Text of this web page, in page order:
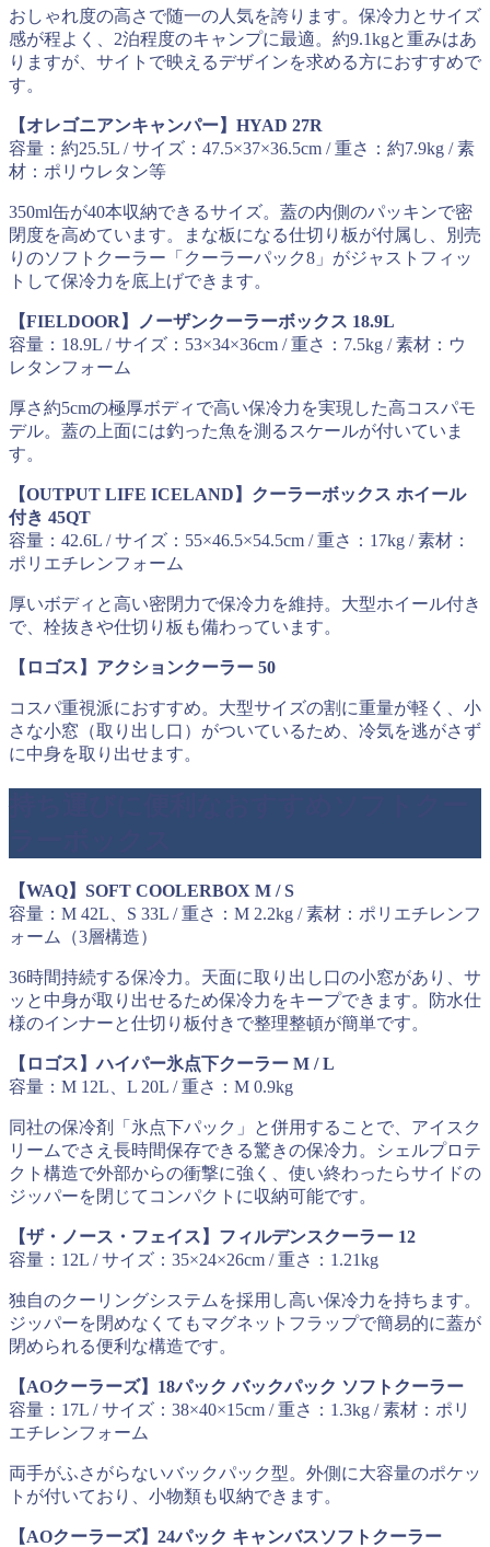
おしゃれ度の高さで随一の人気を誇ります。保冷力とサイズ
感が程よく、2泊程度のキャンプに最適。約9.1kgと重みはあ
りますが、サイトで映えるデザインを求める方におすすめで
す。
【オレゴニアンキャンパー】HYAD 27R
容量：約25.5L / サイズ：47.5×37×36.5cm / 重さ：約7.9kg / 素
材：ポリウレタン等
350ml缶が40本収納できるサイズ。蓋の内側のパッキンで密
閉度を高めています。まな板になる仕切り板が付属し、別売
りのソフトクーラー「クーラーパック8」がジャストフィッ
トして保冷力を底上げできます。
【FIELDOOR】ノーザンクーラーボックス 18.9L
容量：18.9L / サイズ：53×34×36cm / 重さ：7.5kg / 素材：ウ
レタンフォーム
厚さ約5cmの極厚ボディで高い保冷力を実現した高コスパモ
デル。蓋の上面には釣った魚を測るスケールが付いていま
す。
【OUTPUT LIFE ICELAND】クーラーボックス ホイール
付き 45QT
容量：42.6L / サイズ：55×46.5×54.5cm / 重さ：17kg / 素材：
ポリエチレンフォーム
厚いボディと高い密閉力で保冷力を維持。大型ホイール付き
で、栓抜きや仕切り板も備わっています。
【ロゴス】アクションクーラー 50
コスパ重視派におすすめ。大型サイズの割に重量が軽く、小
さな小窓（取り出し口）がついているため、冷気を逃がさず
に中身を取り出せます。
【WAQ】SOFT COOLERBOX M / S
容量：M 42L、S 33L / 重さ：M 2.2kg / 素材：ポリエチレンフ
ォーム（3層構造）
36時間持続する保冷力。天面に取り出し口の小窓があり、サ
ッと中身が取り出せるため保冷力をキープできます。防水仕
様のインナーと仕切り板付きで整理整頓が簡単です。
【ロゴス】ハイパー氷点下クーラー M / L
容量：M 12L、L 20L / 重さ：M 0.9kg
同社の保冷剤「氷点下パック」と併用することで、アイスク
リームでさえ長時間保存できる驚きの保冷力。シェルプロテ
クト構造で外部からの衝撃に強く、使い終わったらサイドの
ジッパーを閉じてコンパクトに収納可能です。
【ザ・ノース・フェイス】フィルデンスクーラー 12
容量：12L / サイズ：35×24×26cm / 重さ：1.21kg
独自のクーリングシステムを採用し高い保冷力を持ちます。
ジッパーを閉めなくてもマグネットフラップで簡易的に蓋が
閉められる便利な構造です。
【AOクーラーズ】18パック バックパック ソフトクーラー
容量：17L / サイズ：38×40×15cm / 重さ：1.3kg / 素材：ポリ
エチレンフォーム
両手がふさがらないバックパック型。外側に大容量のポケッ
トが付いており、小物類も収納できます。
【AOクーラーズ】24パック キャンバスソフトクーラー